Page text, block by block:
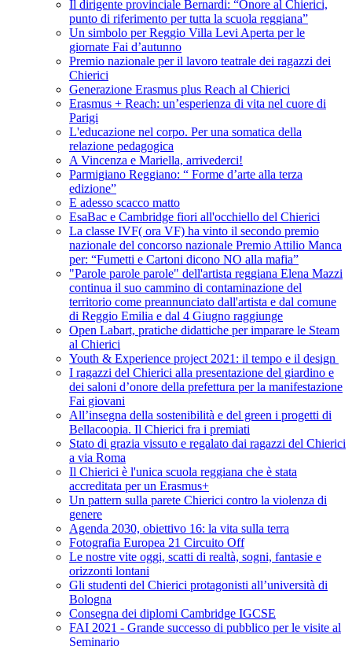
Il dirigente provinciale Bernardi: “Onore al Chierici,
punto di riferimento per tutta la scuola reggiana”
Un simbolo per Reggio Villa Levi Aperta per le
giornate Fai d’autunno
Premio nazionale per il lavoro teatrale dei ragazzi dei
Chierici
Generazione Erasmus plus Reach al Chierici
Erasmus + Reach: un’esperienza di vita nel cuore di
Parigi
L'educazione nel corpo. Per una somatica della
relazione pedagogica
A Vincenza e Mariella, arrivederci!
Parmigiano Reggiano: “ Forme d’arte alla terza
edizione”
E adesso scacco matto
EsaBac e Cambridge fiori all'occhiello del Chierici
La classe IVF( ora VF) ha vinto il secondo premio
nazionale del concorso nazionale Premio Attilio Manca
per: “Fumetti e Cartoni dicono NO alla mafia”
"Parole parole parole" dell'artista reggiana Elena Mazzi
continua il suo cammino di contaminazione del
territorio come preannunciato dall'artista e dal comune
di Reggio Emilia e dal 4 Giugno raggiunge
Open Labart, pratiche didattiche per imparare le Steam
al Chierici
Youth & Experience project 2021: il tempo e il design
I ragazzi del Chierici alla presentazione del giardino e
dei saloni d’onore della prefettura per la manifestazione
Fai giovani
All’insegna della sostenibilità e del green i progetti di
Bellacoopia. Il Chierici fra i premiati
Stato di grazia vissuto e regalato dai ragazzi del Chierici
a via Roma
Il Chierici è l'unica scuola reggiana che è stata
accreditata per un Erasmus+
Un pattern sulla parete Chierici contro la violenza di
genere
Agenda 2030, obiettivo 16: la vita sulla terra
Fotografia Europea 21 Circuito Off
Le nostre vite oggi, scatti di realtà, sogni, fantasie e
orizzonti lontani
Gli studenti del Chierici protagonisti all’università di
Bologna
Consegna dei diplomi Cambridge IGCSE
FAI 2021 - Grande successo di pubblico per le visite al
Seminario